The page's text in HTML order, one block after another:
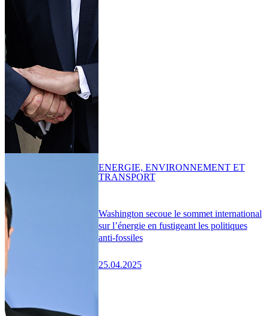
Washington secoue le sommet international
sur l’énergie en fustigeant les politiques
anti-fossiles
25.04.2025
ENERGIE, ENVIRONNEMENT ET
TRANSPORT